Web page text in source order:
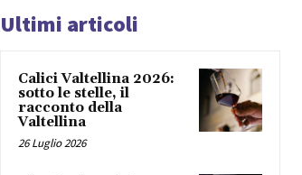
Ultimi articoli
Calici Valtellina 2026:
sotto le stelle, il
racconto della
Valtellina
26 Luglio 2026